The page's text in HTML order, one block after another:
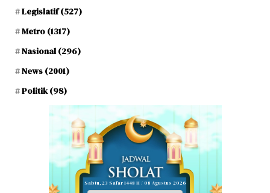
Legislatif(527)
Metro (1317)
Nasional(296)
News (2001)
Politik(98)
Sabtu, 23 Safar 1448 H / 08 Agustus 2026